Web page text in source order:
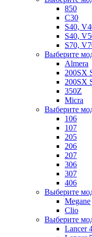
850
C30
S40,
S40,
S70,
Выберите
Almera
200SX
200SX
350Z
Micra
Выберите
106
107
205
206
207
306
307
406
Выберите
Megane
Clio
Выберите
Lancer